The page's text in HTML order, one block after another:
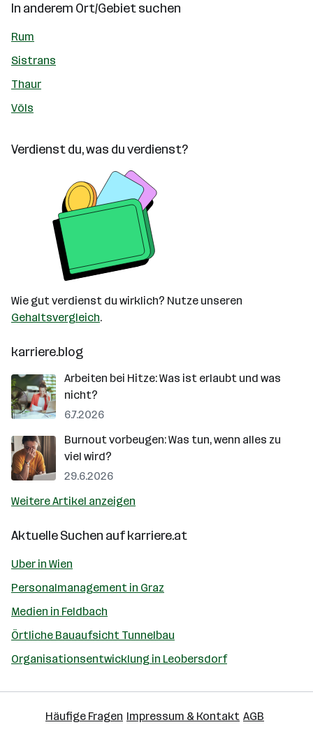
In anderem Ort/Gebiet suchen
Rum
Sistrans
Thaur
Völs
Verdienst du, was du verdienst?
Wie gut verdienst du wirklich? Nutze unseren
Gehaltsvergleich.
karriere.blog
Arbeiten bei Hitze: Was ist erlaubt und was
nicht?
6.7.2026
Burnout vorbeugen: Was tun, wenn alles zu
viel wird?
29.6.2026
Weitere Artikel anzeigen
Aktuelle Suchen aufkarriere.at
Uber in Wien
Personalmanagement in Graz
Medien in Feldbach
Örtliche Bauaufsicht Tunnelbau
Organisationsentwicklung in Leobersdorf
Häufige Fragen Impressum & Kontakt AGB